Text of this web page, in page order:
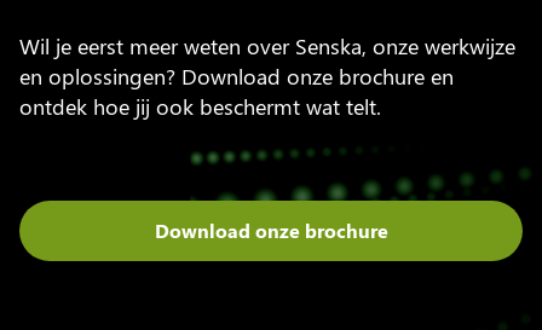
Wil je eerst meer weten over Senska, onze werkwijze
en oplossingen? Download onze brochure en
ontdek hoe jij ook beschermt wat telt.
Download onze brochure